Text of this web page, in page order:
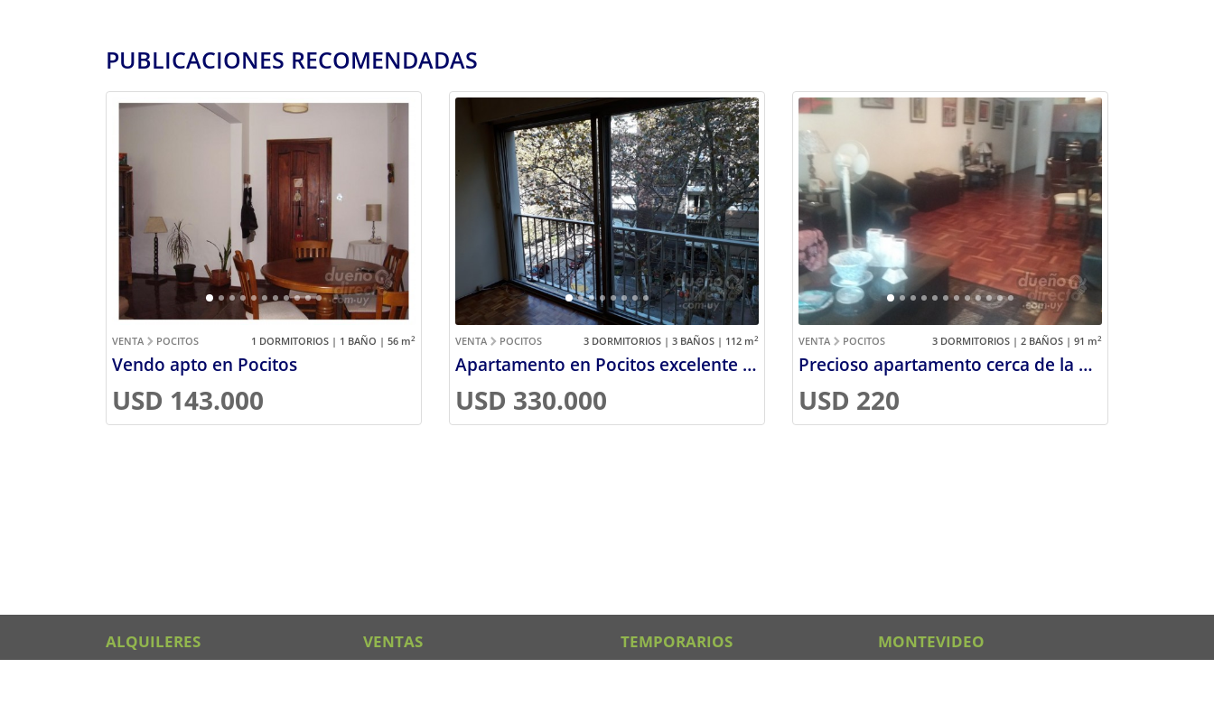
PUBLICACIONES RECOMENDADAS
VENTA POCITOS 1 DORMITORIOS | 1 BAÑO | 56 m2
Vendo apto en Pocitos
USD 143.000
VENTA POCITOS 3 DORMITORIOS | 3 BAÑOS | 112 m2
Apartamento en Pocitos excelente ubicación
USD 330.000
VENTA POCITOS 3 DORMITORIOS | 2 BAÑOS | 91 m2
Precioso apartamento cerca de la playa de Pocitos
USD 220
ALQUILERES VENTAS TEMPORARIOS MONTEVIDEO